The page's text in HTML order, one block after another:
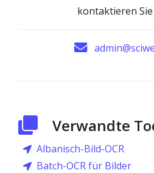
kontaktieren
Verwandte
Albanisch-Bild-OCR
Batch-OCR für Bilder